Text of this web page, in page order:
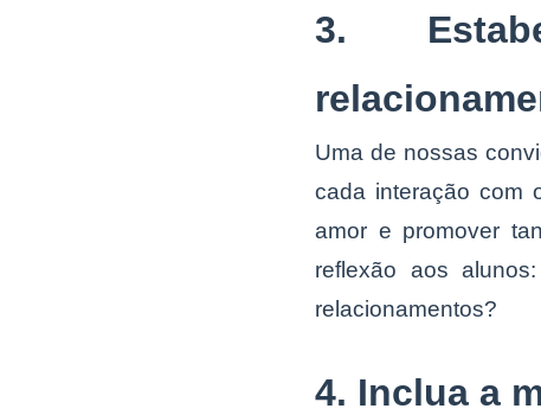
3.
Uma de nossas
cada interação com
amor e promover
reflexão aos
relacionamentos?
4. Inclua a